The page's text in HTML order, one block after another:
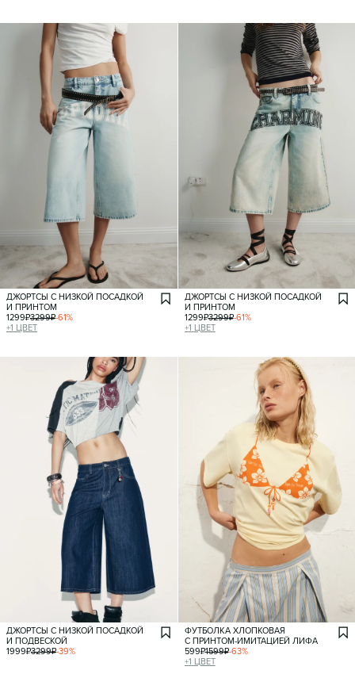
ДЖОРТСЫ С НИЗКОЙ ПОСАДКОЙ
И ПРИНТОМ
1299₽3299₽-61%
+1 ЦВЕТ
ДЖОРТСЫ С НИЗКОЙ ПОСАДКОЙ
И ПРИНТОМ
1299₽3299₽-61%
+1 ЦВЕТ
ДЖОРТСЫ С НИЗКОЙ ПОСАДКОЙ
И ПОДВЕСКОЙ
1999₽3299₽-39%
ФУТБОЛКА ХЛОПКОВАЯ
С ПРИНТОМ-ИМИТАЦИЕЙ ЛИФА
599₽1599₽-63%
+1 ЦВЕТ